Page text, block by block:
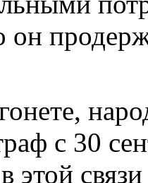
он
с 30
этой